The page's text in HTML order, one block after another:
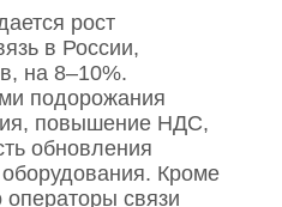
рост
в России,
на 8–10%.
подорожания
повышение НДС,
обновления
Кроме
операторы связи